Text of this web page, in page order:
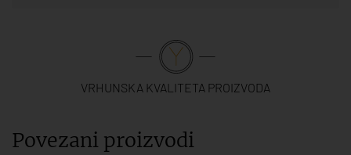
VRHUNSKA KVALITETA PROIZVODA
Povezani proizvodi